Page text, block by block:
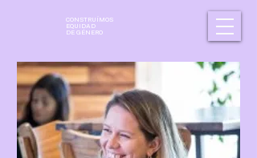
CONSTRUÍMOS
EQUIDAD
DE GÉNERO